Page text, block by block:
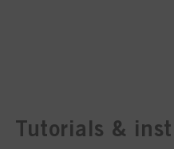
Tutorials &